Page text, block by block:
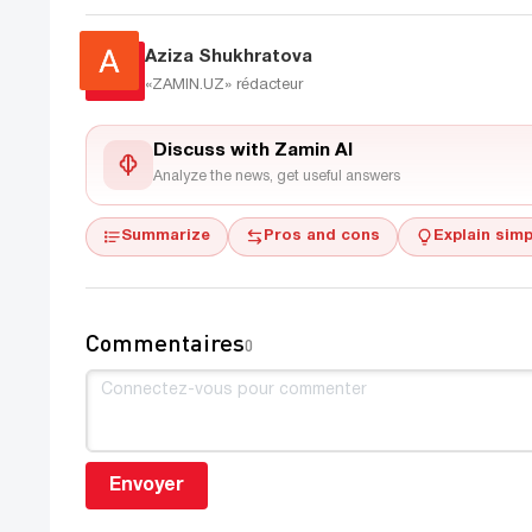
Aziza Shukhratova
«ZAMIN.UZ» rédacteur
Discuss with Zamin AI
Analyze the news, get useful answers
Summarize Pros and cons Explain
Commentaires0
Envoyer